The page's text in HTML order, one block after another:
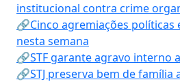
institucional contra crime
🔗Cinco agremiações políticas
nesta semana
🔗STF garante agravo interno
🔗STJ preserva bem de família